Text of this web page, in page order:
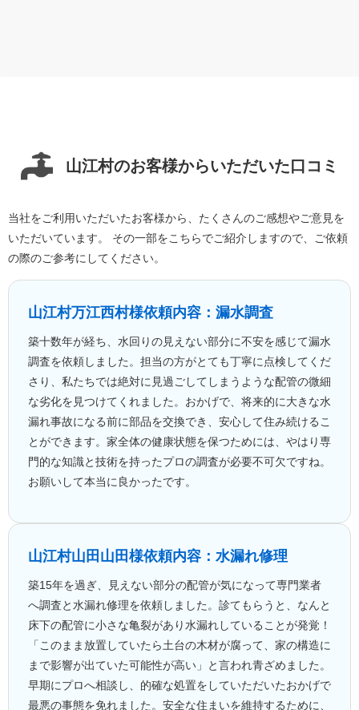
山江村のお客様からいただいた口コミ
当社をご利用いただいたお客様から、たくさんのご感想やご意見を
いただいています。 その一部をこちらでご紹介しますので、ご依頼
の際のご参考にしてください。
山江村万江西村様依頼内容：漏水調査
築十数年が経ち、水回りの見えない部分に不安を感じて漏水
調査を依頼しました。担当の方がとても丁寧に点検してくだ
さり、私たちでは絶対に見過ごしてしまうような配管の微細
な劣化を見つけてくれました。おかげで、将来的に大きな水
漏れ事故になる前に部品を交換でき、安心して住み続けるこ
とができます。家全体の健康状態を保つためには、やはり専
門的な知識と技術を持ったプロの調査が必要不可欠ですね。
お願いして本当に良かったです。
山江村山田 山田様依頼内容：水漏れ修理
築15年を過ぎ、見えない部分の配管が気になって専門業者
へ調査と水漏れ修理を依頼しました。診てもらうと、なんと
床下の配管に小さな亀裂があり水漏れしていることが発覚！
「このまま放置していたら土台の木材が腐って、家の構造に
まで影響が出ていた可能性が高い」と言われ青ざめました。
早期にプロへ相談し、的確な処置をしていただいたおかげで
最悪の事態を免れました。安全な住まいを維持するために、